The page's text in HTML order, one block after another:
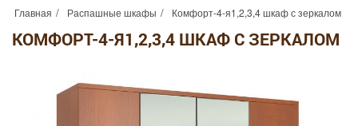
Главная Распашные шкафы Комфорт-4-я1,2,3,4 шкаф с зеркалом
КОМФОРТ-4-Я1,2,3,4 ШКАФ С ЗЕРКАЛОМ